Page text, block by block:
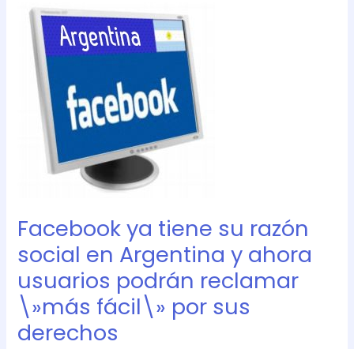
Facebook ya tiene su razón
social en Argentina y ahora
usuarios podrán reclamar
\»más fácil\» por sus
derechos
Facebook
tiene
razón
social
Argentina
ahora
reclamar
fácil\»
por
sus
derechos